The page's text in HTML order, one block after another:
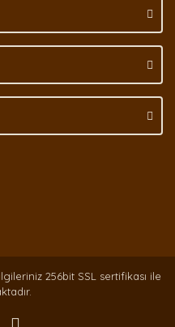
256bit SSL sertifikası ile